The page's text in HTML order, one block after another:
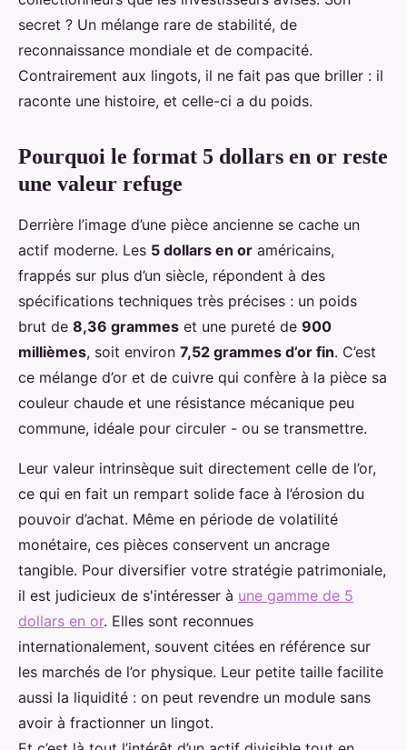
secret ? Un mélange rare de stabilité, de
reconnaissance mondiale et de compacité.
Contrairement aux lingots, il ne fait pas que briller : il
raconte une histoire, et celle-ci a du poids.
Pourquoi le format 5 dollars en or reste
une valeur refuge
Derrière l’image d’une pièce ancienne se cache un
actif moderne. Les 5 dollars en or américains,
frappés sur plus d’un siècle, répondent à des
spécifications techniques très précises : un poids
brut de 8,36 grammes et une pureté de 900
millièmes, soit environ 7,52 grammes d’or fin. C’est
ce mélange d’or et de cuivre qui confère à la pièce sa
couleur chaude et une résistance mécanique peu
commune, idéale pour circuler - ou se transmettre.
Leur valeur intrinsèque suit directement celle de l’or,
ce qui en fait un rempart solide face à l’érosion du
pouvoir d’achat. Même en période de volatilité
monétaire, ces pièces conservent un ancrage
tangible. Pour diversifier votre stratégie patrimoniale,
il est judicieux de s'intéresser à une gamme de 5
dollars en or. Elles sont reconnues
internationalement, souvent citées en référence sur
les marchés de l’or physique. Leur petite taille facilite
aussi la liquidité : on peut revendre un module sans
avoir à fractionner un lingot.